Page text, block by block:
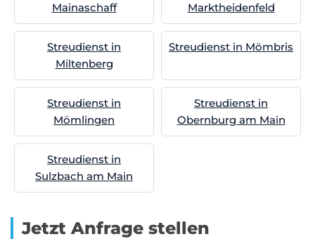
Mainaschaff
Marktheidenfeld
Streudienst in
Miltenberg
Streudienst in Mömbris
Streudienst in
Mömlingen
Streudienst in
Obernburg am Main
Streudienst in
Sulzbach am Main
Jetzt Anfrage stellen